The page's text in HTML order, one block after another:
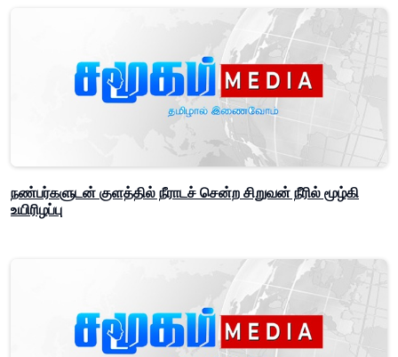
நண்பர்களுடன் குளத்தில் நீராடச் சென்ற சிறுவன் நீரில் மூழ்கி
உயிரிழப்பு